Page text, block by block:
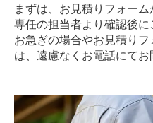
まずは、お見積りフォーム
専任の担当者より確認後に
お急ぎの場合やお見積り
は、遠慮なく お電話にてお